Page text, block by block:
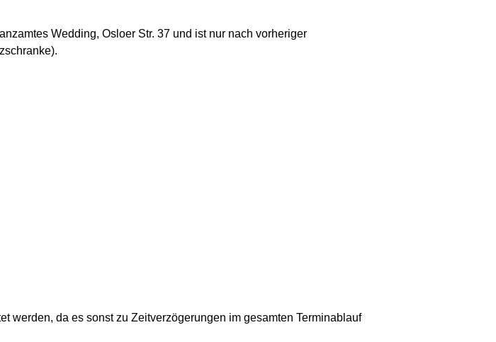
Wedding, Osloer Str. 37 und ist nur nach vorheriger
werden, da es sonst zu Zeitverzögerungen im gesamten Terminablauf